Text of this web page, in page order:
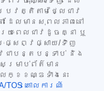
វត្តិតាមថ្លៃជាវ
ដែលមានសុពលភាពនៅ
ពេលជាវដូចគ្នា ឬ
ៈផ្សព្វផ្សាយ/ទិញ
ជាបន្តបន្ទាប់ និង
ម្រាប់ព័ត៌មាន
ខខណ្ឌទាំងនេះ
TOS គោលការណ៍